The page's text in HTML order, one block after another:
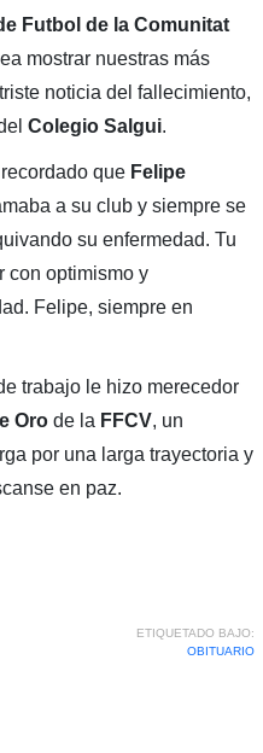
Futbol de la Comunitat
mostrar nuestras más
noticia del fallecimiento,
Colegio Salgui.
que Felipe
a su club y siempre se
su enfermedad. Tu
con optimismo y
Felipe, siempre en
trabajo le hizo merecedor
Orode la FFCV, un
por una larga trayectoria y
en paz.
ETIQUETADO BAJO:
OBITUARIO